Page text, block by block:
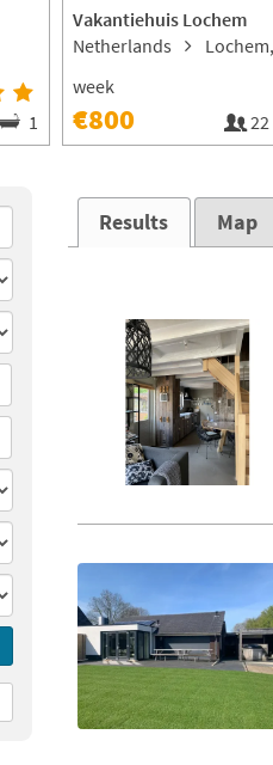
1
Vakantiehuis Lochem
Netherlands
week
€800 22
Results Map